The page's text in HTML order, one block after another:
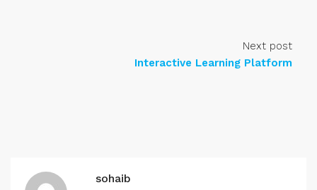
Next post
Interactive Learning Platform
sohaib